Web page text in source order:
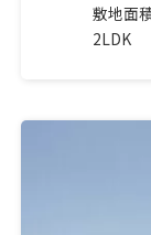
敷地面
2LDK